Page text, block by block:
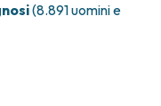
(8.891 uomini e